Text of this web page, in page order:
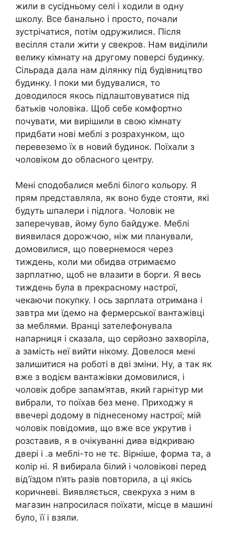
жили в сусідньому селі і ходили в одну
школу. Все банально і просто, почали
зустрічатися, потім одружилися. Після
весілля стали жити у свекров. Нам виділили
велику кімнату на другому поверсі будинку.
Сільрада дала нам ділянку під будівництво
будинку. І поки ми будувалися, то
доводилося якось підлаштовуватися під
батьків чоловіка. Щоб себе комфортно
почувати, ми вирішили в свою кімнату
придбати нові меблі з розрахунком, що
перевеземо їх в новий будинок. Поїхали з
чоловіком до обласного центру.
Мені сподобалися меблі білого кольору. Я
прям представляла, як воно буде стояти, які
будуть шпалери і підлога. Чоловік не
заперечував, йому було байдуже. Меблі
виявилася дорожчою, ніж ми планували,
домовилися, що повернемося через
тиждень, коли ми обидва отримаємо
зарплатню, щоб не влазити в борги. Я весь
тиждень була в прекрасному настрої,
чекаючи покупку. І ось зарплата отримана і
завтра ми їдемо на фермерської вантажівці
за меблями. Вранці зателефонувала
напарниця і сказала, що серйозно захворіла,
а замість неї вийти нікому. Довелося мені
залишитися на роботі в дві зміни. Ну, а так як
вже з водієм вантажівки домовилися, і
чоловік добре запам’ятав, який гарнітур ми
вибрали, то поїхав без мене. Приходжу я
ввечері додому в піднесеному настрої; мій
чоловік повідомив, що вже все укрутив і
розставив, я в очікуванні дива відкриваю
двері і .а меблі-то не тє. Вірніше, форма та, а
колір ні. Я вибирала білий і чоловікові перед
від’їздом п’ять разів повторила, а ці якісь
коричневі. Виявляється, свекруха з ним в
магазин напросилася поїхати, місце в машині
було, її і взяли.